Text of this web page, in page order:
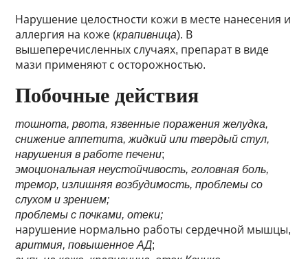
Нарушение целостности кожи в месте нанесения и
аллергия на коже (крапивница). В
вышеперечисленных случаях, препарат в виде
мази применяют с осторожностью.
Побочные действия
тошнота, рвота, язвенные поражения желудка,
снижение аппетита, жидкий или твердый стул,
нарушения в работе печени;
эмоциональная неустойчивость, головная боль,
тремор, излишняя возбудимость, проблемы со
слухом и зрением;
проблемы с почками, отеки;
нарушение нормально работы сердечной мышцы,
аритмия, повышенное АД;